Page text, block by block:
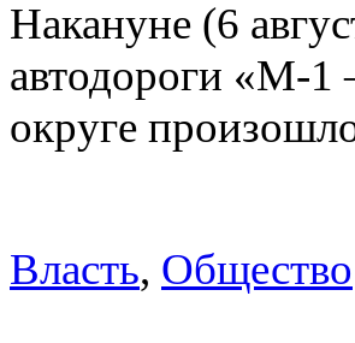
Накануне (6
автодороги «М-1
округе
Власть, Общество